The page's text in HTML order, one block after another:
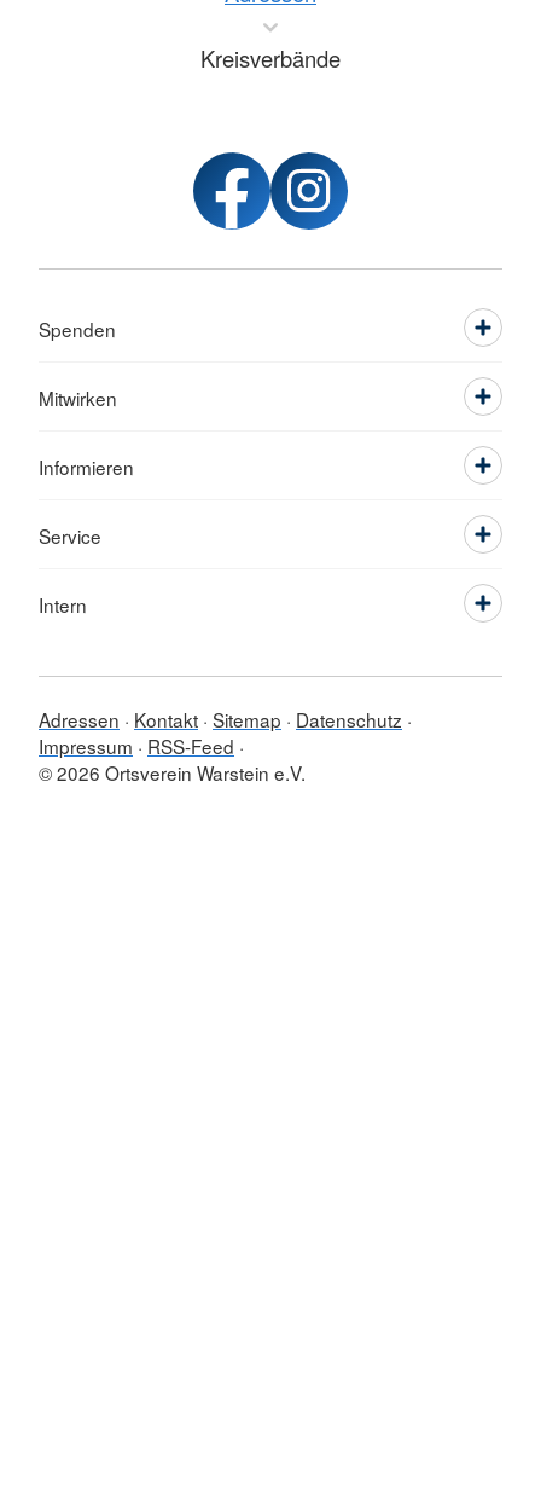
Kreisverbände
Spenden
Mitwirken
Informieren
Service
Intern
Adressen Kontakt Sitemap
Datenschutz
Impressum
RSS-Feed
© 2026 Ortsverein Warstein e.V.